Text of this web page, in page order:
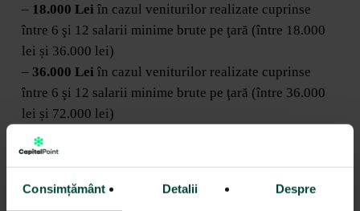
Consimțământ Detalii Despre
– 18.000 Lei în cazul veniturilor realizate cuprinse
între 6 şi 12 salarii minime brute pe ţară (între 18.000
lei și 36.000 lei)
– 36.000 Lei în cazul veniturilor realizate cuprinse
între 6 şi 12 salarii minime brute pe ţară (între 36.000
lei și 72.000 lei)
72.000 Lei
72.000 Lei